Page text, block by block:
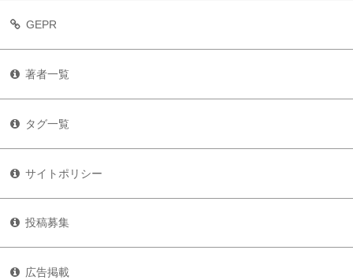
GEPR
著者一覧
タグ一覧
サイトポリシー
投稿募集
広告掲載